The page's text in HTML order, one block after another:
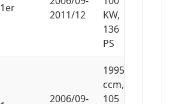
1er
2011/12
KW,
136
PS
2006/09-
1995
ccm,
105